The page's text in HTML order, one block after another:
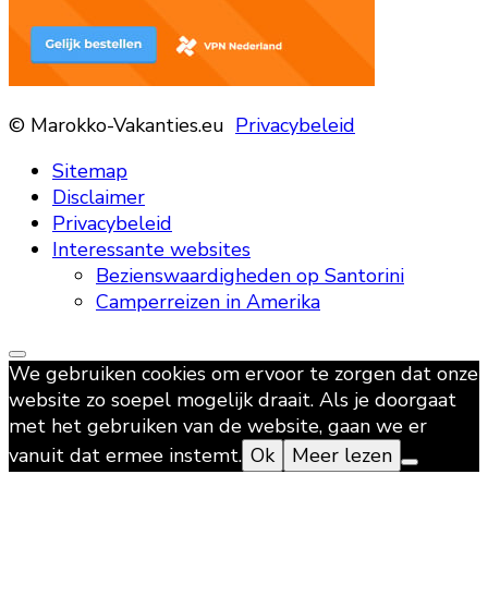
© Marokko-Vakanties.eu Privacybeleid
Sitemap
Disclaimer
Privacybeleid
Interessante websites
Bezienswaardigheden op Santorini
Camperreizen in Amerika
We gebruiken cookies om ervoor te zorgen dat onze
website zo soepel mogelijk draait. Als je doorgaat
met het gebruiken van de website, gaan we er
vanuit dat ermee instemt. Ok Meer lezen